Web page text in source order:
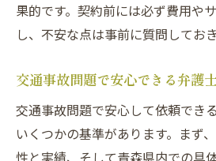
果的です。契約前には必ず費用や
し、不安な点は事前に質問してお
交通事故問題で安心できる弁護
交通事故問題で安心して依頼でき
いくつかの基準があります。まず
性と実績、そして青森県内での具